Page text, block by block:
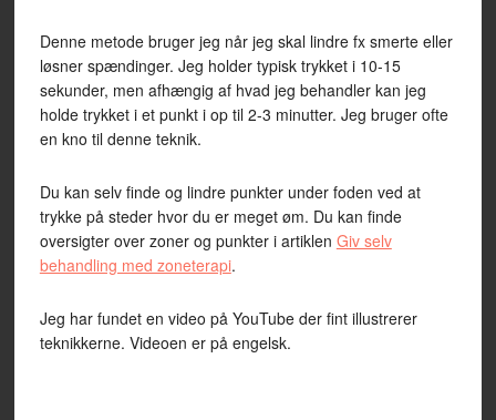
Denne metode bruger jeg når jeg skal lindre fx smerte eller
løsner spændinger. Jeg holder typisk trykket i 10-15
sekunder, men afhængig af hvad jeg behandler kan jeg
holde trykket i et punkt i op til 2-3 minutter. Jeg bruger ofte
en kno til denne teknik.
Du kan selv finde og lindre punkter under foden ved at
trykke på steder hvor du er meget øm. Du kan finde
oversigter over zoner og punkter i artiklen Giv selv
behandling med zoneterapi.
Jeg har fundet en video på YouTube der fint illustrerer
teknikkerne. Videoen er på engelsk.